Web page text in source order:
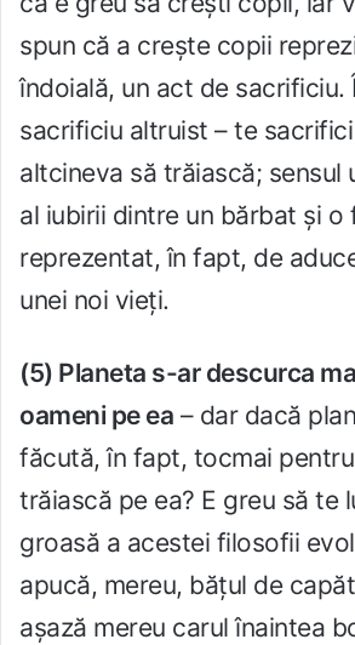
spun că a crește copii
îndoială, un act de sacrificiu.
sacrificiu altruist – te
altcineva să trăiască; sensul
al iubirii dintre un bărbat și o
reprezentat, în fapt, de
unei noi vieți.
(5) Planeta s-ar descurca
oameni pe ea – dar dacă
făcută, în fapt, tocmai
trăiască pe ea? E greu să te
groasă a acestei filosofii
apucă, mereu, bățul de
așază mereu carul înaintea